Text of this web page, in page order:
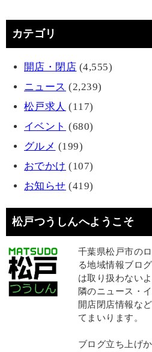
カテゴリ
開店・閉店 (4,555)
ニュース (2,239)
松戸求人 (117)
イベント (680)
グルメ (199)
おでかけ (107)
お知らせ (419)
松戸つうしんへようこそ
千葉県松戸市の
る地域情報ブロ
は取り扱わない
隣のニュース・
開店閉店情報な
てまいります。
ブログ立ち上げ